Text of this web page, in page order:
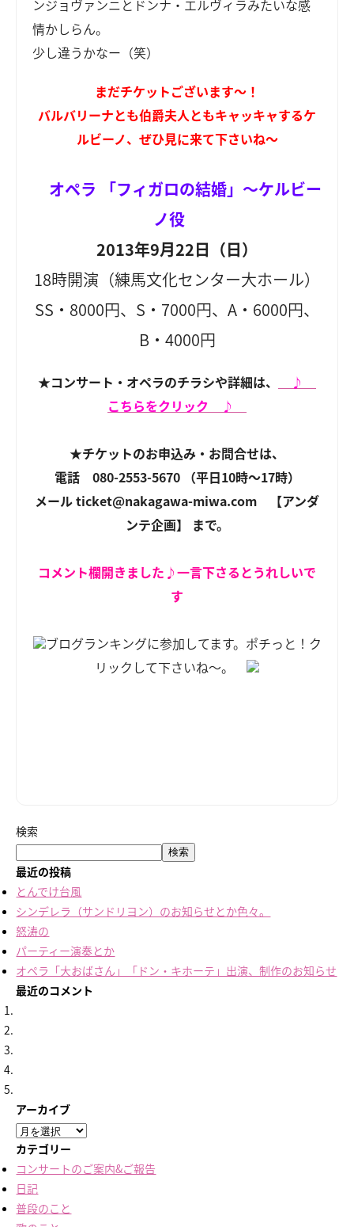
ンジョヴァンニとドンナ・エルヴィラみたいな感
情かしらん。
少し違うかなー（笑）
まだチケットございます～！
バルバリーナとも伯爵夫人ともキャッキャするケ
ルビーノ、ぜひ見に来て下さいね～
オペラ 「フィガロの結婚」～ケルビー
ノ役
2013年9月22日（日）
18時開演（練馬文化センター大ホール）
SS・8000円、S・7000円、A・6000円、
B・4000円
★コンサート・オペラのチラシや詳細は、
♪
こちらをクリック ♪
★チケットのお申込み・お問合せは、
電話 080-2553-5670 （平日10時～17時）
メール ticket@nakagawa-miwa.com 【アンダ
ンテ企画】 まで。
コメント欄開きました♪一言下さるとうれしいで
す
ブログランキングに参加してます。ポチっと！ク
リックして下さいね～。
検索
検索
最近の投稿
とんでけ台風
シンデレラ（サンドリヨン）のお知らせとか色々。
怒涛の
パーティー演奏とか
オペラ「大おばさん」「ドン・キホーテ」出演、制作のお知らせ
最近のコメント
アーカイブ
ア
ー
カ
イ
ブ
カテゴリー
コンサートのご案内&ご報告
日記
普段のこと